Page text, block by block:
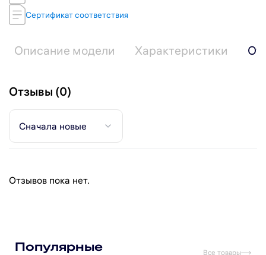
Сертификат соответствия
Описание модели Характеристики
Отзывы (0)
Сначала новые
Отзывов пока нет.
Популярные
Все товары